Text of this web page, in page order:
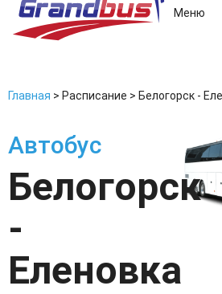
Меню
Главная > Расписание > Белогорск -
Автобус
Белогорск
-
Еленовка